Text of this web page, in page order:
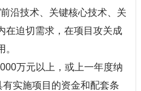
沿技术、关键核心技术、关
在迫切需求，在项目攻关成
万元以上，或上一年度纳
实施项目的资金和配套条